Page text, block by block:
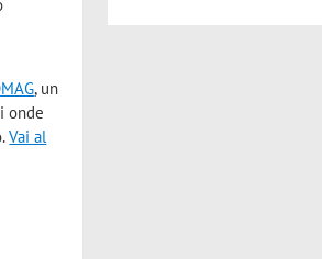
, un
onde
Vai al